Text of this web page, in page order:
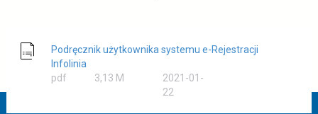
Podręcznik użytkownika systemu e-Rejestracji
Infolinia
pdf
rozmiar
3,13 M
2021-01-
22